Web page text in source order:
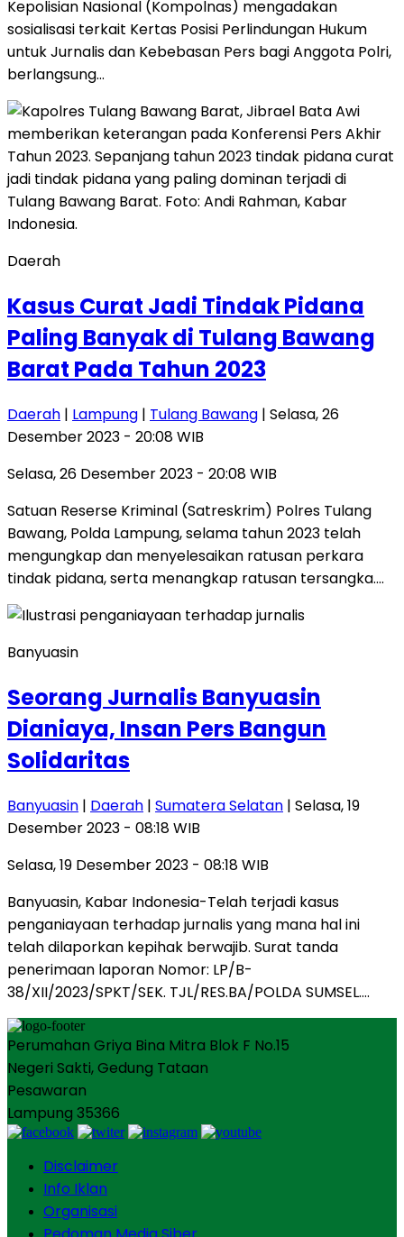
Kepolisian Nasional (Kompolnas) mengadakan
sosialisasi terkait Kertas Posisi Perlindungan Hukum
untuk Jurnalis dan Kebebasan Pers bagi Anggota Polri,
berlangsung…
Daerah
Kasus Curat Jadi Tindak Pidana
Paling Banyak di Tulang Bawang
Barat Pada Tahun 2023
Daerah | Lampung | Tulang Bawang | Selasa, 26
Desember 2023 - 20:08 WIB
Selasa, 26 Desember 2023 - 20:08 WIB
Satuan Reserse Kriminal (Satreskrim) Polres Tulang
Bawang, Polda Lampung, selama tahun 2023 telah
mengungkap dan menyelesaikan ratusan perkara
tindak pidana, serta menangkap ratusan tersangka….
Banyuasin
Seorang Jurnalis Banyuasin
Dianiaya, Insan Pers Bangun
Solidaritas
Banyuasin | Daerah | Sumatera Selatan | Selasa, 19
Desember 2023 - 08:18 WIB
Selasa, 19 Desember 2023 - 08:18 WIB
Banyuasin, Kabar Indonesia-Telah terjadi kasus
penganiayaan terhadap jurnalis yang mana hal ini
telah dilaporkan kepihak berwajib. Surat tanda
penerimaan laporan Nomor: LP/B-
38/XII/2023/SPKT/SEK. TJL/RES.BA/POLDA SUMSEL….
Perumahan Griya Bina Mitra Blok F No.15
Negeri Sakti, Gedung Tataan
Pesawaran
Lampung 35366
Disclaimer
Info Iklan
Organisasi